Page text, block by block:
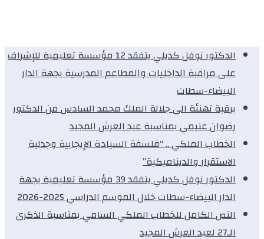
الدكتور نوفل كديلي يتفقد 12 مؤسسة تعليمية للإشراف
على مراقبة الداخليات والمطاعم المدرسية بجهة الدار
البيضاء-سطات
برقية تهنئة الى جلالة الملك محمد السادس من الدكتور
رضوان غنيمي بمناسبة عيد العرش المجيد
الخطاب الملكي .. “فلسفة السيادة الإيجابية وجدلية
الاستقرار والديناميكية”
الدكتور نوفل كديلي يتفقد 39 مؤسسة تعليمية بجهة
الدار البيضاء-سطات خلال الموسم الدراسي 2025-2026
النص الكامل للخطاب الملكي السامي بمناسبة الذكرى
الـ27 لعيد العرش المجيد